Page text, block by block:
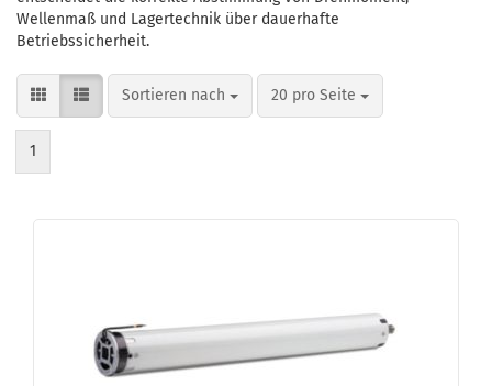
Wellenmaß und Lagertechnik über dauerhafte
Betriebssicherheit.
Sortieren nach
Sortieren nach 20 pro Seite
pro Seite
1